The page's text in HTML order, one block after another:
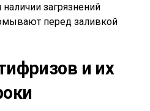
загрязнений
перед заливкой
и их